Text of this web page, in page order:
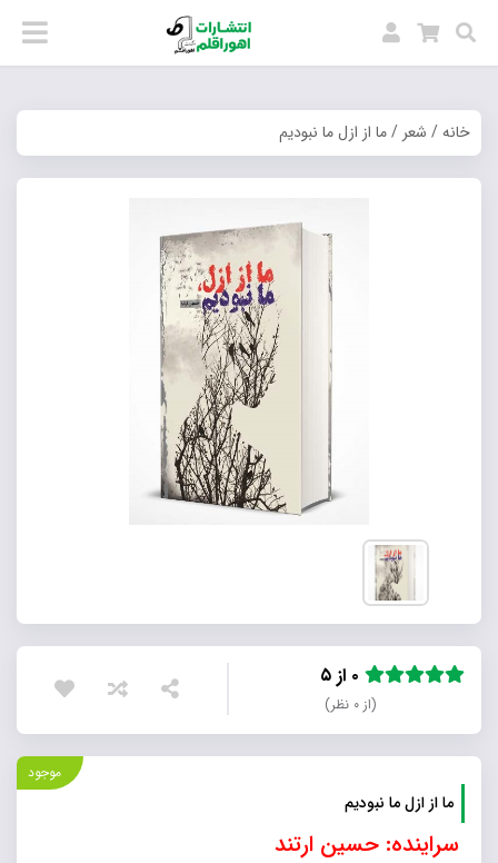
خانه/ شعر / ما از ازل ما نبودیم
(از ۰ نظر)
موجود
ما از ازل ما نبودیم
سراینده: حسین ارتند